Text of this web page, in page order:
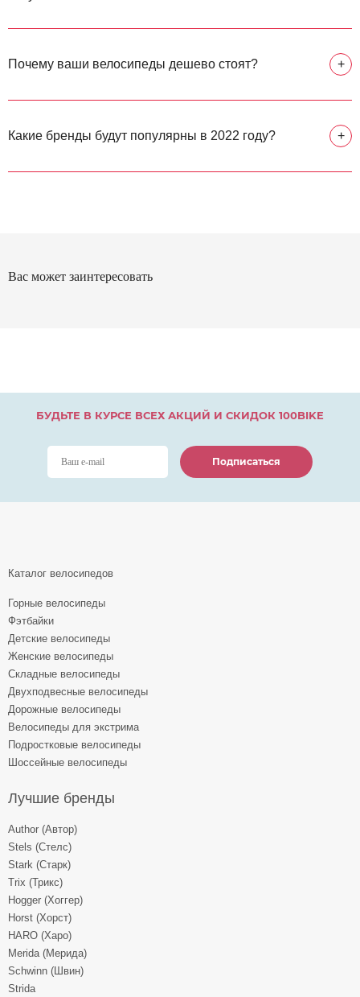
Почему ваши велосипеды дешево стоят? +
Какие бренды будут популярны в 2022 году? +
Вас может заинтересовать
БУДЬТЕ В КУРСЕ ВСЕХ АКЦИЙ И СКИДОК 100BIKE
Подписаться
Подписаться
Подписаться
Каталог велосипедов
Горные велосипеды
Фэтбайки
Детские велосипеды
Женские велосипеды
Складные велосипеды
Двухподвесные велосипеды
Дорожные велосипеды
Велосипеды для экстрима
Подростковые велосипеды
Шоссейные велосипеды
Лучшие бренды
Author (Автор)
Stels (Стелс)
Stark (Старк)
Trix (Трикс)
Hogger (Хоггер)
Horst (Хорст)
HARO (Харо)
Merida (Мерида)
Schwinn (Швин)
Strida